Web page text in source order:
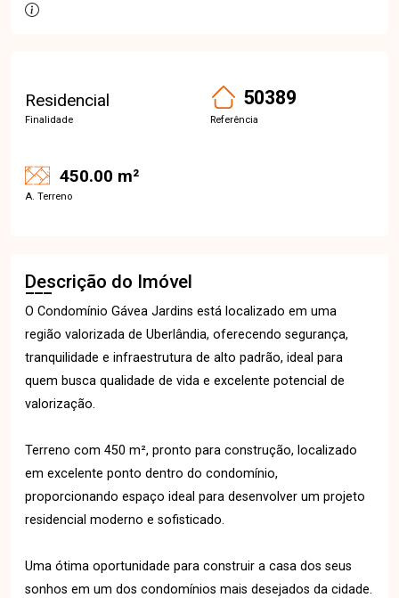
Residencial
Finalidade
50389
Referência
450.00 m²
A. Terreno
Descrição do Imóvel
O Condomínio Gávea Jardins está localizado em uma
região valorizada de Uberlândia, oferecendo segurança,
tranquilidade e infraestrutura de alto padrão, ideal para
quem busca qualidade de vida e excelente potencial de
valorização.
Terreno com 450 m², pronto para construção, localizado
em excelente ponto dentro do condomínio,
proporcionando espaço ideal para desenvolver um projeto
residencial moderno e sofisticado.
Uma ótima oportunidade para construir a casa dos seus
sonhos em um dos condomínios mais desejados da cidade.